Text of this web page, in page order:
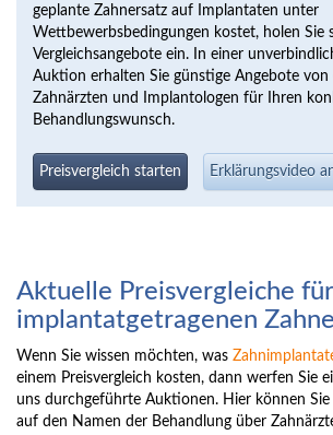
geplante Zahnersatz auf Implantaten unter
Wettbewerbsbedingungen kostet, holen Sie
Vergleichsangebote ein. In einer
Auktion erhalten Sie günstige Angebote von
Zahnärzten und Implantologen für Ihren
Behandlungswunsch.
Preisvergleich starten Erklärungsvideo
Aktuelle Preisvergleiche für
implantatgetragenen
Wenn Sie wissen möchten, was
einem Preisvergleich kosten, dann werfen Sie
uns durchgeführte Auktionen. Hier können
auf den Namen der Behandlung über